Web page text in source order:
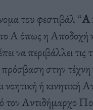
του φεστιβάλ “A
Α όπως η Αποδοχή
να περιβάλλει
πρόσβαση στην
νοητική ή κινητική
τον Αντιδήμαρχο